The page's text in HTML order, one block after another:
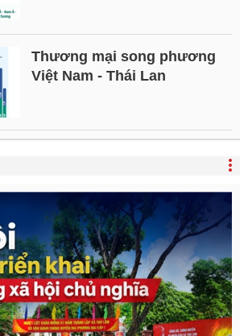
Thương mại song phương
Việt Nam - Thái Lan